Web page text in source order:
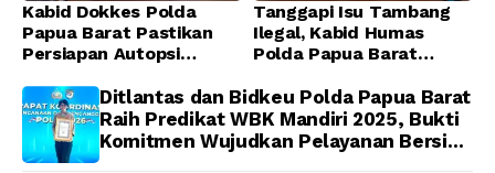
Kabid Dokkes Polda
Papua Barat Pastikan
Persiapan Autopsi
Papua Barat Yanto
Idorway Telah Matang,
Pelaksanaan
Dijadwalkan Kamis
Tanggapi Isu Tambang
Ilegal, Kabid Humas
Polda Papua Barat
Toleransi bagi Oknum
Anggota
Ditlantas dan Bidkeu Polda Papua Barat
Raih Predikat WBK Mandiri 2025, Bukti
Komitmen Wujudkan Pelayanan Bersih